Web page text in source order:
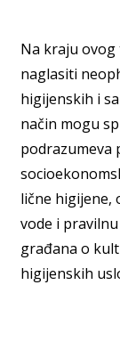
Na kraju ovog
naglasiti
higijenskih i
način mogu
podrazumeva
lične higijene,
vode i
građana o
higijenskih